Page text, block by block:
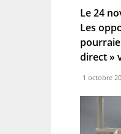
Le 24
Les
direct »
1 octobre